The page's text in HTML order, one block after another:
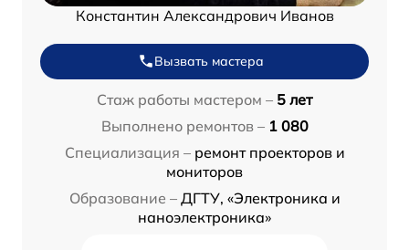
Константин Александрович Иванов
Вызвать мастера
Стаж работы мастером – 5 лет
Выполнено ремонтов – 1 080
Специализация – ремонт проекторов и
мониторов
Образование – ДГТУ, «Электроника и
наноэлектроника»